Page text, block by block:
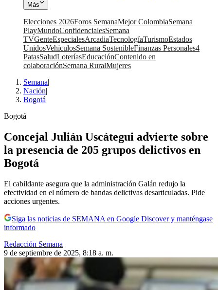
Más
Elecciones 2026Foros SemanaMejor ColombiaSemana
PlayMundoConfidencialesSemana
TVGenteEspecialesArcadiaTecnologíaTurismoEstados
UnidosVehículosSemana SostenibleFinanzas Personales4
PatasSaludLoteríasEducaciónContenido en
colaboraciónSemana RuralMujeres
Semana|
Nación|
Bogotá
Bogotá
Concejal Julián Uscátegui advierte sobre
la presencia de 205 grupos delictivos en
Bogotá
El cabildante asegura que la administración Galán redujo la
efectividad en el número de bandas delictivas desarticuladas. Pide
acciones urgentes.
Siga las noticias de SEMANA en Google Discover y manténgase
informado
Redacción Semana
9 de septiembre de 2025, 8:18 a. m.